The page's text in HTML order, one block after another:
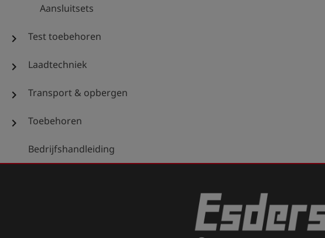
Aansluitsets
chevron_right Test toebehoren
chevron_right Laadtechniek
chevron_right Transport & opbergen
chevron_right Toebehoren
Bedrijfshandleiding